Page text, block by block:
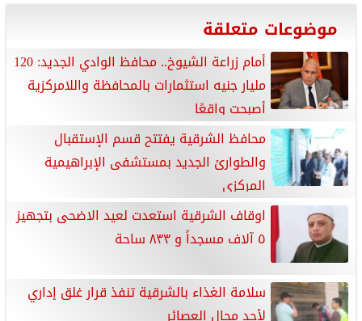
موضوعات متعلقة
أمام زراعة الشيوخ.. محافظ الوادي الجديد: 120
مليار جنيه استثمارات بالمحافظة واللامركزية
أصبحت واقعًا
محافظ الشرقية يفتتح قسم الإستقبال
والطوارئ الجديد بمستشفى الإبراهيمية
المركزي
اوقاف الشرقية استعدت لعيد الاضحى بتجهيز
٥ آلاف مسجداً و ٨٣٣ ساحة
سلامة الغذاء بالشرقية تنفذ قرار غلق إداري
لأحد محال العصائر